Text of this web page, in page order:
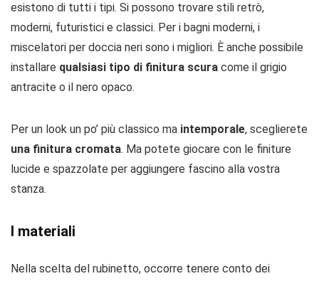
esistono di tutti i tipi. Si possono trovare stili retrò,
moderni, futuristici e classici. Per i bagni moderni, i
miscelatori per doccia neri sono i migliori. È anche possibile
installare qualsiasi tipo di finitura scura come il grigio
antracite o il nero opaco.
Per un look un po’ più classico ma intemporale, sceglierete
una finitura cromata. Ma potete giocare con le finiture
lucide e spazzolate per aggiungere fascino alla vostra
stanza.
I materiali
Nella scelta del rubinetto, occorre tenere conto dei